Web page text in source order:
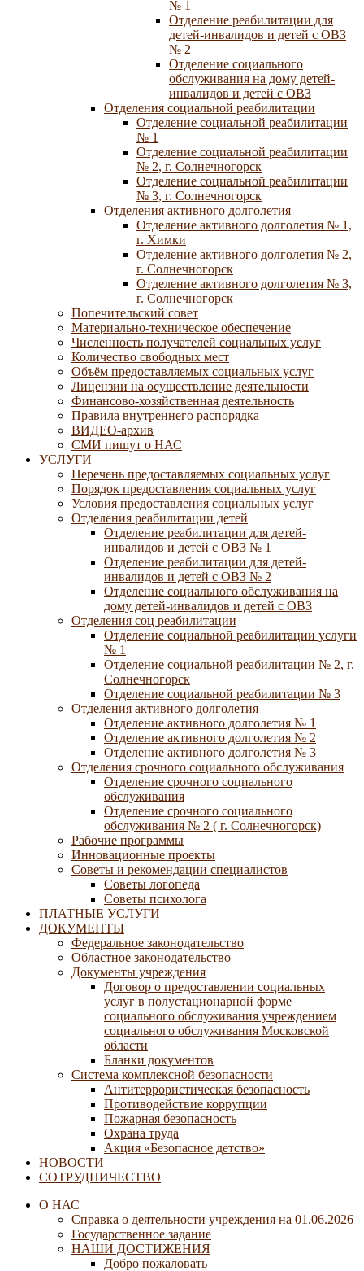
№ 1
Отделение реабилитации для
детей-инвалидов и детей с ОВЗ
№ 2
Отделение социального
обслуживания на дому детей-
инвалидов и детей с ОВЗ
Отделения социальной реабилитации
Отделение социальной реабилитации
№ 1
Отделение социальной реабилитации
№ 2, г. Солнечногорск
Отделение социальной реабилитации
№ 3, г. Солнечногорск
Отделения активного долголетия
Отделение активного долголетия № 1,
г. Химки
Отделение активного долголетия № 2,
г. Солнечногорск
Отделение активного долголетия № 3,
г. Солнечногорск
Попечительский совет
Материально-техническое обеспечение
Численность получателей социальных услуг
Количество свободных мест
Объём предоставляемых социальных услуг
Лицензии на осуществление деятельности
Финансово-хозяйственная деятельность
Правила внутреннего распорядка
ВИДЕО-архив
СМИ пишут о НАС
УСЛУГИ
Перечень предоставляемых социальных услуг
Порядок предоставления социальных услуг
Условия предоставления социальных услуг
Отделения реабилитации детей
Отделение реабилитации для детей-
инвалидов и детей с ОВЗ № 1
Отделение реабилитации для детей-
инвалидов и детей с ОВЗ № 2
Отделение социального обслуживания на
дому детей-инвалидов и детей с ОВЗ
Отделения соц реабилитации
Отделение социальной реабилитации услуги
№ 1
Отделение социальной реабилитации № 2, г.
Солнечногорск
Отделение социальной реабилитации № 3
Отделения активного долголетия
Отделение активного долголетия № 1
Отделение активного долголетия № 2
Отделение активного долголетия № 3
Отделения срочного социального обслуживания
Отделение срочного социального
обслуживания
Отделение срочного социального
обслуживания № 2 ( г. Солнечногорск)
Рабочие программы
Инновационные проекты
Советы и рекомендации специалистов
Советы логопеда
Советы психолога
ПЛАТНЫЕ УСЛУГИ
ДОКУМЕНТЫ
Федеральное законодательство
Областное законодательство
Документы учреждения
Договор о предоставлении социальных
услуг в полустационарной форме
социального обслуживания учреждением
социального обслуживания Московской
области
Бланки документов
Система комплексной безопасности
Антитеррористическая безопасность
Противодействие коррупции
Пожарная безопасность
Охрана труда
Акция «Безопасное детство»
НОВОСТИ
СОТРУДНИЧЕСТВО
О НАС
Справка о деятельности учреждения на 01.06.2026
Государственное задание
НАШИ ДОСТИЖЕНИЯ
Добро пожаловать